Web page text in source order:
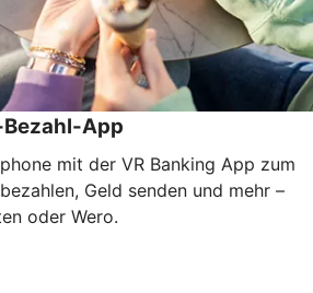
App
mit der VR Banking App zum
Geld senden und mehr –
oder Wero.